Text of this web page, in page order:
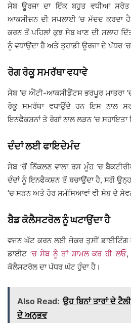
ਸੇਬ ਊਰਜਾ ਦਾ ਇੱਕ ਬਹੁਤ ਵਧੀਆ
ਆਕਸੀਜ਼ਨ ਦੀ ਸਪਲਾਈ ’ਚ ਮੱਦਦ
ਕਰਨ ਤੋਂ ਪਹਿਲਾਂ ਕੁਝ ਸੇਬ ਖਾਣ ਦੀ ਸਲਾਹ
ਨੂੰ ਵਧਾਉਂਦਾ ਹੈ ਅਤੇ ਤੁਹਾਡੀ ਊਰਜਾ ਦੇ ਪੱਧਰ ’ਚ
ਰੋਗ ਰੋਕੂ ਸਮਰੱਥਾ ਵਧਾਵੇ
ਸੇਬ ’ਚ ਐਂਟੀ-ਆਕਸੀਡੈਂਟਸ ਭਰਪੂਰ ਮਾਤਰਾ
ਰੋਕੂ ਸਮਰੱਥਾ ਵਧਾਉਂਦੇ ਹਨ ਇਸ ਨਾਲ
ਇਨਫੈਕਸ਼ਨਾਂ ਤੇ ਰੋਗਾਂ ਨਾਲ ਲੜਨ ’ਚ ਸਹਾਇਤਾ
ਦੰਦਾਂ ਲਈ ਫਾਇਦੇਮੰਦ
ਸੇਬ ’ਚੋਂ ਨਿੱਕਲਣ ਵਾਲਾ ਰਸ ਮੂੰਹ ’ਚ
ਦੰਦਾਂ ਨੂੰ ਇਨਫੈਕਸ਼ਨ ਤੋਂ ਬਚਾਉਂਦਾ ਹੈ, ਸਗੋਂ
’ਚ ਸੜਨ ਅਤੇ ਹੋਰ ਸਮੱਸਿਆਵਾਂ ਵੀ ਸੇਬ ਦੇ
ਬੈਡ ਕੋਲੈਸਟਰੋਲ ਨੂੰ ਘਟਾਉਂਦਾ ਹੈ
ਵਜਨ ਘੱਟ ਕਰਨ ਲਈ ਜੇਕਰ ਤੁਸੀਂ ਡਾਈਟਿੰਗ
ਡਾਈਟ ’ਚ ਸੇਬ ਨੂੰ ਤਾਂ ਸ਼ਾਮਲ ਕਰ ਹੀ ਲਓ,
ਕੋਲੈਸਟਰੋਲ ਦਾ ਪੱਧਰ ਘੱਟ ਹੁੰਦਾ ਹੈ।
Also Read: ਉਹ ਬਿਨਾਂ ਤਾਰਾਂ ਦੇ
ਦੇ ਅਨੁਭਵ